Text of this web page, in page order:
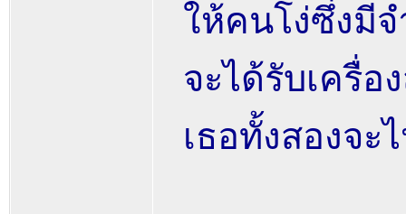
ให้คนโง่ซึ่งมีจ
จะได้รับเครื่
เธอทั้งสองจ